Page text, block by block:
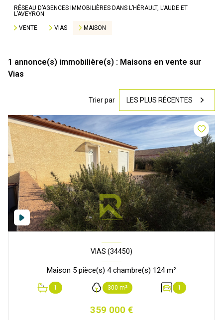
RÉSEAU D’AGENCES IMMOBILIÈRES DANS L’HÉRAULT, L’AUDE ET
L’AVEYRON
VENTE
VIAS MAISON
1 annonce(s) immobilière(s) : Maisons en vente sur
Vias
Trier par LES PLUS RÉCENTES
VIAS (34450)
Maison 5 pièce(s) 4 chambre(s) 124 m²
1 300 m² 1
359 000 €